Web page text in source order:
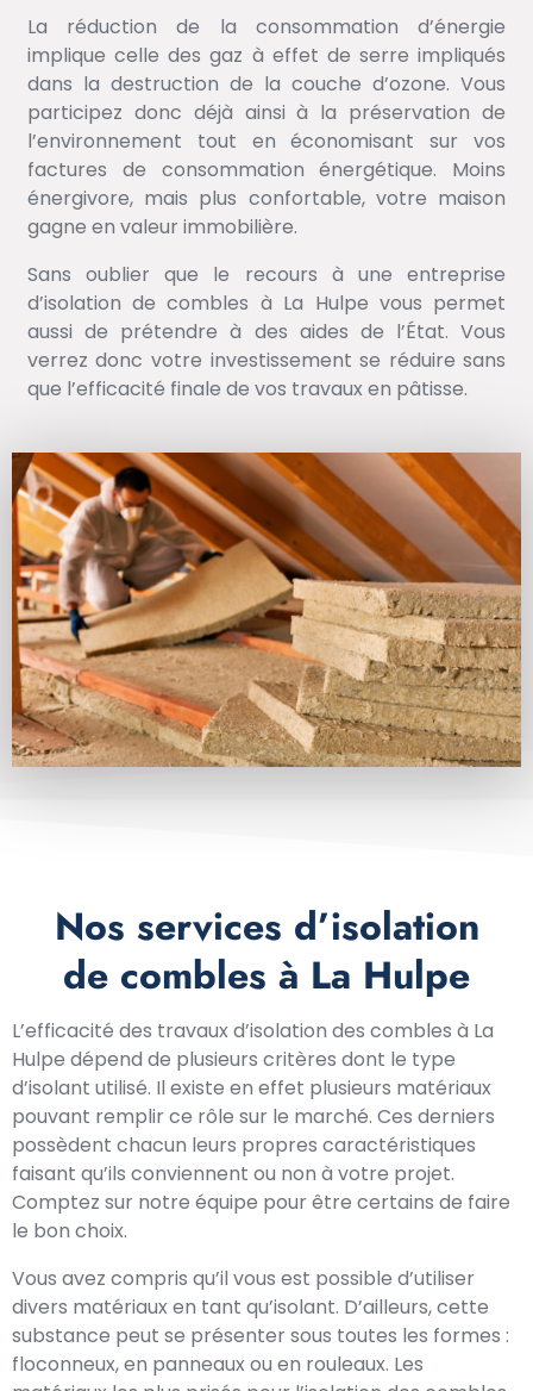
La réduction de la consommation d’énergie
implique celle des gaz à effet de serre impliqués
dans la destruction de la couche d’ozone. Vous
participez donc déjà ainsi à la préservation de
l’environnement tout en économisant sur vos
factures de consommation énergétique. Moins
énergivore, mais plus confortable, votre maison
gagne en valeur immobilière.
Sans oublier que le recours à une entreprise
d’isolation de combles à La Hulpe vous permet
aussi de prétendre à des aides de l’État. Vous
verrez donc votre investissement se réduire sans
que l’efficacité finale de vos travaux en pâtisse.
Nos services d’isolation
de combles à La Hulpe
L’efficacité des travaux d’isolation des combles à La
Hulpe dépend de plusieurs critères dont le type
d’isolant utilisé. Il existe en effet plusieurs matériaux
pouvant remplir ce rôle sur le marché. Ces derniers
possèdent chacun leurs propres caractéristiques
faisant qu’ils conviennent ou non à votre projet.
Comptez sur notre équipe pour être certains de faire
le bon choix.
Vous avez compris qu’il vous est possible d’utiliser
divers matériaux en tant qu’isolant. D’ailleurs, cette
substance peut se présenter sous toutes les formes :
floconneux, en panneaux ou en rouleaux. Les